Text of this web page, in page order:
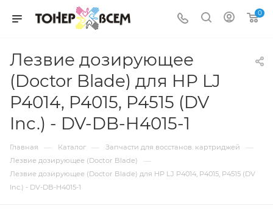
0
Лезвие дозирующее
(Doctor Blade) для HP LJ
P4014, P4015, P4515 (DV
Inc.) - DV-DB-H4015-1
Главная — Каталог — Запчасти для восстанов. картриджей —
Лезвие дозирующее (Doctor Blade) —
Лезвие дозирующее (Doctor Blade) для HP LJ P4014, P4015, P4515 (DV
Inc.) - DV-DB-H4015-1